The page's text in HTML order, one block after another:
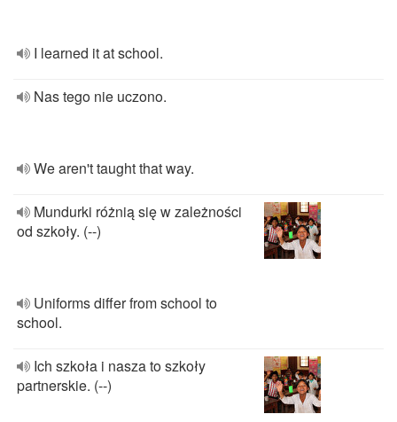
I learned it at school.
Nas tego nie uczono.
We aren't taught that way.
Mundurki różnią się w zależności
od szkoły. (--)
Uniforms differ from school to
school.
Ich szkoła i nasza to szkoły
partnerskie. (--)